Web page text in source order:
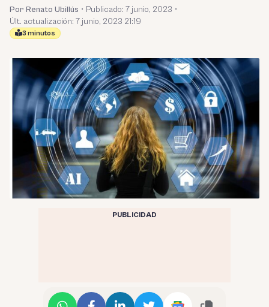
Por Renato Ubillús • Publicado: 7 junio, 2023 •
Últ. actualización: 7 junio, 2023 21:19
3 minutos
PUBLICIDAD